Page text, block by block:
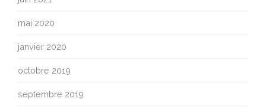
mai 2020
janvier 2020
octobre 2019
septembre 2019